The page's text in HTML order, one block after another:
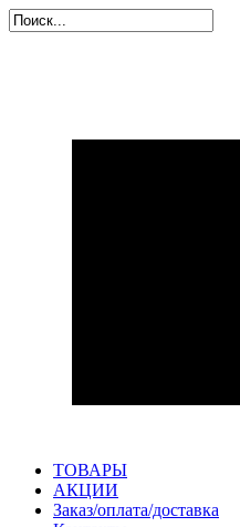
ТОВАРЫ
АКЦИИ
Заказ/оплата/доставка